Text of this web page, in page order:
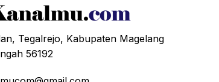
Tegalrejo, Kabupaten Magelang
56192